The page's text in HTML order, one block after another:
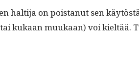
halti­ja on pois­tanut sen
kukaan muukaan) voi kieltää.